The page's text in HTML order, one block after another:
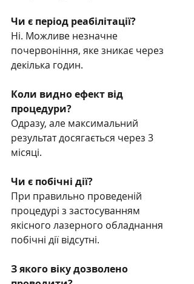
Чи є період реабілітації?
Ні. Можливе незначне
почервоніння, яке зникає через
декілька годин.
Коли видно ефект від
процедури?
Одразу, але максимальний
результат досягається через 3
місяці.
Чи є побічні дії?
При правильно проведеній
процедурі з застосуванням
якісного лазерного обладнання
побічні дії відсутні.
З якого віку дозволено